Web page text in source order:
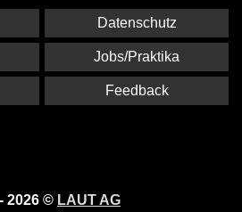
2026 © LAUT AG
Datenschutz
Jobs/Praktika
Feedback